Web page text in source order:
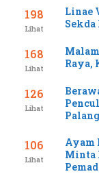
198
Lihat
Linae
168
Lihat
Raya,
126
Lihat
106
Lihat
Ayam
Minta